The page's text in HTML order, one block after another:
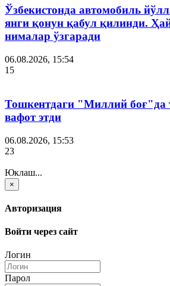
Ўзбекистонда автомобиль
янги қонун қабул қилинди.
нималар ўзгаради
06.08.2026, 15:54
15
Тошкентдаги "Миллий боғ"да
вафот этди
06.08.2026, 15:53
23
Юклаш...
×
Авторизация
Войти через сайт
Логин
Парол